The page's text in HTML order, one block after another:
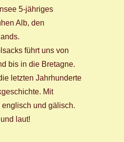
5-jähriges
Alb, den
führt uns von
bis in die Bretagne.
letzten Jahrhunderte
Mit
und gälisch.
laut!